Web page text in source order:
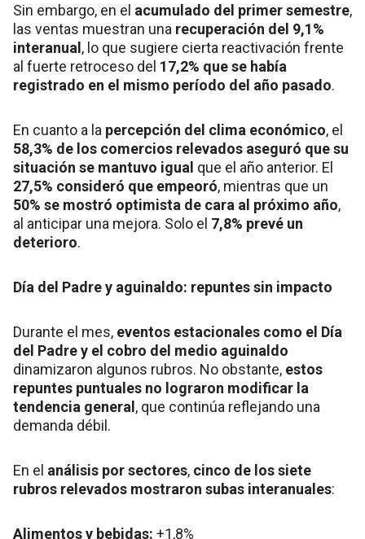
Sin embargo, en el acumulado del primer semestre,
las ventas muestran una recuperación del 9,1%
interanual , lo que sugiere cierta reactivación frente
al fuerte retroceso del 17,2% que se había
registrado en el mismo período del año pasado.
En cuanto a la percepción del clima económico, el
58,3% de los comercios relevados aseguró que su
situación se mantuvo igual que el año anterior. El
27,5% consideró que empeoró, mientras que un
50% se mostró optimista de cara al próximo año,
al anticipar una mejora. Solo el 7,8% prevé un
deterioro.
Día del Padre y aguinaldo: repuntes sin impacto
Durante el mes, eventos estacionales como el Día
del Padre y el cobro del medio aguinaldo
dinamizaron algunos rubros. No obstante, estos
repuntes puntuales no lograron modificar la
tendencia general , que continúa reflejando una
demanda débil.
En el análisis por sectores, cinco de los siete
rubros relevados mostraron subas interanuales:
Alimentos y bebidas: +1,8%